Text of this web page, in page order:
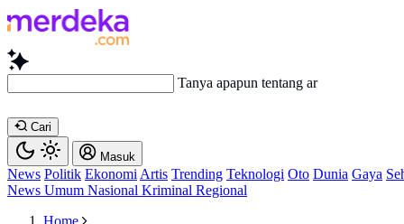
Tanya apapun tentang artikel ini...
Cari
Masuk
News Politik Ekonomi Artis Trending Teknologi Oto Dunia Gaya
News Umum Nasional Kriminal Regional
Home